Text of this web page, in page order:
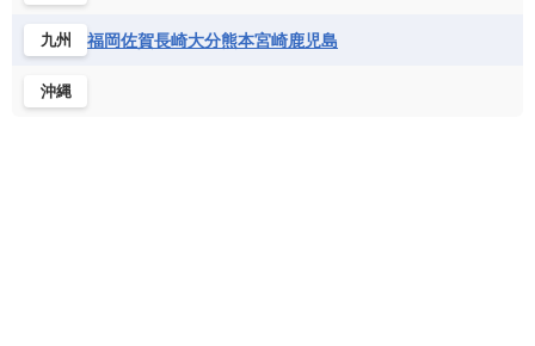
九州 福岡佐賀長崎大分熊本宮崎鹿児島
沖縄